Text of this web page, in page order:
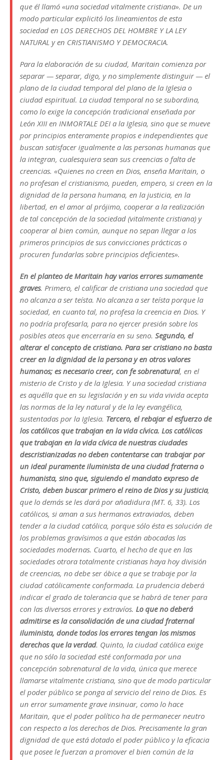
que él llamó «una sociedad vitalmente cristiana». De un
modo particular explicitó los lineamientos de esta
sociedad en LOS DERECHOS DEL HOMBRE Y LA LEY
NATURAL y en CRISTIANISMO Y DEMOCRACIA.
Para la elaboración de su ciudad, Maritain comienza por
separar — separar, digo, y no simplemente distinguir — el
plano de la ciudad temporal del plano de la Iglesia o
ciudad espiritual. La ciudad temporal no se subordina,
como lo exige la concepción tradicional enseñada por
León XIII en INMORTALE DEI a la Iglesia, sino que se mueve
por principios enteramente propios e independientes que
buscan satisfacer igualmente a las personas humanas que
la integran, cualesquiera sean sus creencias o falta de
creencias. «Quienes no creen en Dios, enseña Maritain, o
no profesan el cristianismo, pueden, empero, si creen en la
dignidad de la persona humana, en la justicia, en la
libertad, en el amor al prójimo, cooperar a la realización
de tal concepción de la sociedad (vitalmente cristiana) y
cooperar al bien común, aunque no sepan llegar a los
primeros principios de sus convicciones prácticas o
procuren fundarlas sobre principios deficientes».
En el planteo de Maritain hay varios errores sumamente
graves. Primero, el calificar de cristiana una sociedad que
no alcanza a ser teísta. No alcanza a ser teísta porque la
sociedad, en cuanto tal, no profesa la creencia en Dios. Y
no podría profesarla, para no ejercer presión sobre los
posibles ateos que encerraría en su seno. Segundo, el
alterar el concepto de cristiano. Para ser cristiano no basta
creer en la dignidad de la persona y en otros valores
humanos; es necesario creer, con fe sobrenatural, en el
misterio de Cristo y de la Iglesia. Y una sociedad cristiana
es aquélla que en su legislación y en su vida vivida acepta
las normas de la ley natural y de la ley evangélica,
sustentadas por la Iglesia. Tercero, el rebajar el esfuerzo de
los católicos que trabajan en la vida cívica. Los católicos
que trabajan en la vida cívica de nuestras ciudades
descristianizadas no deben contentarse can trabajar por
un ideal puramente iluminista de una ciudad fraterna o
humanista, sino que, siguiendo el mandato expreso de
Cristo, deben buscar primero el reino de Dios y su justicia,
que lo demás se les dará por añadidura (MT. 6, 33). Los
católicos, si aman a sus hermanos extraviados, deben
tender a la ciudad católica, porque sólo ésta es solución de
los problemas gravísimos a que están abocadas las
sociedades modernas. Cuarto, el hecho de que en las
sociedades otrora totalmente cristianas haya hoy división
de creencias, no debe ser óbice a que se trabaje por la
ciudad católicamente conformada. La prudencia deberá
indicar el grado de tolerancia que se habrá de tener para
con las diversos errores y extravíos. Lo que no deberá
admitirse es la consolidación de una ciudad fraternal
iluminista, donde todos los errores tengan los mismos
derechos que la verdad. Quinto, la ciudad católica exige
que no sólo la sociedad esté conformada por una
concepción sobrenatural de la vida, única que merece
llamarse vitalmente cristiana, sino que de modo particular
el poder público se ponga al servicio del reino de Dios. Es
un error sumamente grave insinuar, como lo hace
Maritain, que el poder político ha de permanecer neutro
con respecto a los derechos de Dios. Precisamente la gran
dignidad de que está dotado el poder público y la eficacia
que posee le fuerzan a promover el bien común de la